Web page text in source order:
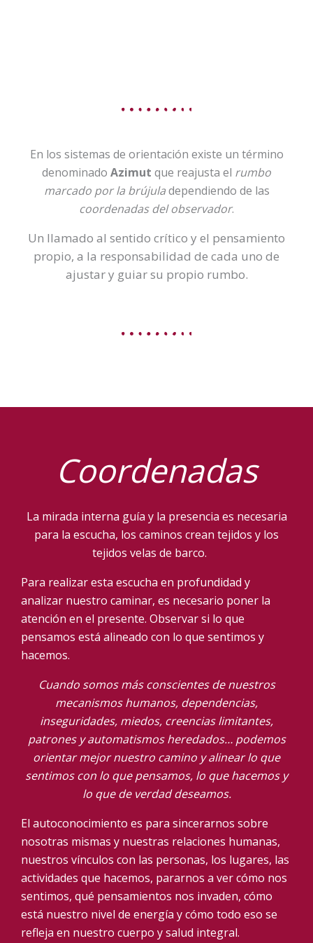
En los sistemas de orientación existe un término
denominado Azimut que reajusta el rumbo
marcado por la brújuladependiendo de las
coordenadas del observador.
Un llamado al sentido crítico y el pensamiento
propio, a la responsabilidad de cada uno de
ajustar y guiar su propio rumbo.
Coordenadas
La mirada interna guía y la presencia es necesaria
para la escucha, los caminos crean tejidos y los
tejidos velas de barco.
Para realizar esta escucha en profundidad y
analizar nuestro caminar, es necesario poner la
atención en el presente. Observar si lo que
pensamos está alineado con lo que sentimos y
hacemos.
Cuando somos más conscientes de nuestros
mecanismos humanos, dependencias,
inseguridades, miedos, creencias limitantes,
patrones y automatismos heredados… podemos
orientar mejor nuestro camino y alinear lo que
sentimos con lo que pensamos, lo que hacemos y
lo que de verdad deseamos.
El autoconocimiento es para sincerarnos sobre
nosotras mismas y nuestras relaciones humanas,
nuestros vínculos con las personas, los lugares, las
actividades que hacemos, pararnos a ver cómo nos
sentimos, qué pensamientos nos invaden, cómo
está nuestro nivel de energía y cómo todo eso se
refleja en nuestro cuerpo y salud integral.